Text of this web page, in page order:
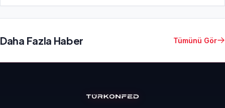
Daha Fazla Haber Tümünü Gör